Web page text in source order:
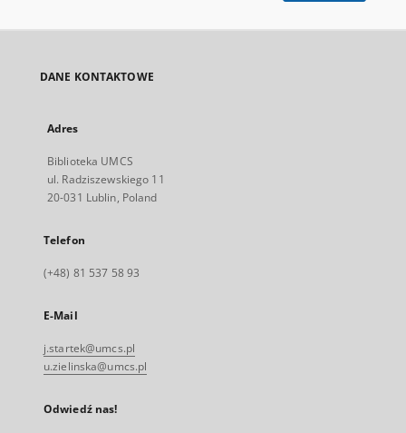
DANE KONTAKTOWE
Adres
Biblioteka UMCS
ul. Radziszewskiego 11
20-031 Lublin, Poland
Telefon
(+48) 81 537 58 93
E-Mail
j.startek@umcs.pl
u.zielinska@umcs.pl
Odwiedź nas!